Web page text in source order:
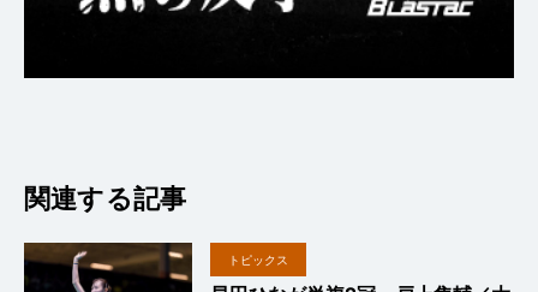
関連する記事
トピックス